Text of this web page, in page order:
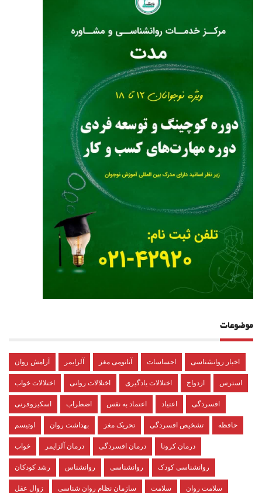
موضوعات
آرامش روان آلزایمر آناتومی مغز احساسات اخبار روانشناسی
اختلالات خواب اختلالات روانی اختلالات یادگیری ازدواج استرس
اسکیزوفرنی اضطراب اعتماد به نفس اعتیاد افسردگی
اوتیسم بهداشت روان تحریک مغز تشخیص افسردگی حافظه
خواب درمان آلزایمر درمان افسردگی درمان کرونا
رشد کودکان روانشناس روانشناسی روانشناسی کودک
زوال عقل سازمان نظام روان شناسی سلامت سلامت روان